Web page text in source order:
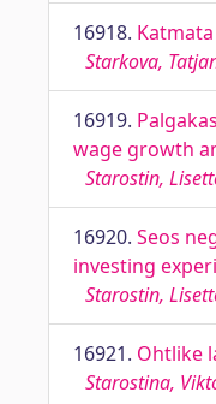
16918.
Starkova,
16919.
wage growth
Starostin,
16920. Seos
investing
Starostin,
16921. Ohtlike
Starostina,